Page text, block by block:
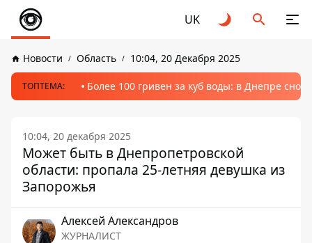
UK
Новости Область 10:04, 20 Декабря 2025
ТОПТЕМА: Более 100 гривен за куб воды: в Днепре
10:04, 20 декабря 2025
Может быть в Днепропетровской
области: пропала 25-летняя девушка из
Запорожья
Алексей Александров
ЖУРНАЛИСТ